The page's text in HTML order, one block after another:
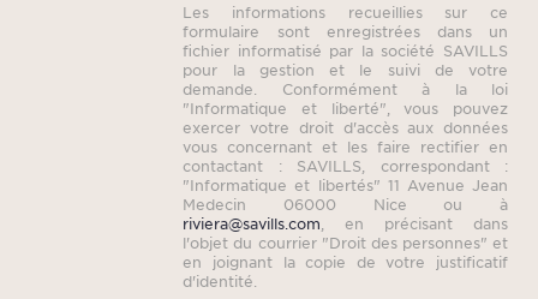
Les informations recueillies sur ce
formulaire sont enregistrées dans un
fichier informatisé par la société SAVILLS
pour la gestion et le suivi de votre
demande. Conformément à la loi
"Informatique et liberté", vous pouvez
exercer votre droit d'accès aux données
vous concernant et les faire rectifier en
contactant : SAVILLS, correspondant :
"Informatique et libertés" 11 Avenue Jean
Medecin 06000 Nice ou à
riviera@savills.com , en précisant dans
l'objet du courrier "Droit des personnes" et
en joignant la copie de votre justificatif
d'identité.